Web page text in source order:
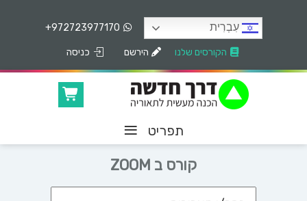
+972723977170 עִבְרִית
הקורסים שלנו הירשם כניסה
תפריט ≡
קורס ב ZOOM